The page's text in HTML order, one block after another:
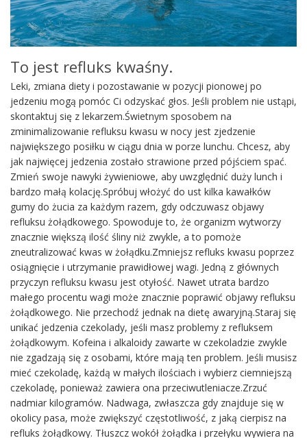
To jest refluks kwaśny.
Leki, zmiana diety i pozostawanie w pozycji pionowej po
jedzeniu mogą pomóc Ci odzyskać głos. Jeśli problem nie ustąpi,
skontaktuj się z lekarzem.Świetnym sposobem na
zminimalizowanie refluksu kwasu w nocy jest zjedzenie
największego posiłku w ciągu dnia w porze lunchu. Chcesz, aby
jak najwięcej jedzenia zostało strawione przed pójściem spać.
Zmień swoje nawyki żywieniowe, aby uwzględnić duży lunch i
bardzo małą kolację.Spróbuj włożyć do ust kilka kawałków
gumy do żucia za każdym razem, gdy odczuwasz objawy
refluksu żołądkowego. Spowoduje to, że organizm wytworzy
znacznie większą ilość śliny niż zwykle, a to pomoże
zneutralizować kwas w żołądku.Zmniejsz refluks kwasu poprzez
osiągnięcie i utrzymanie prawidłowej wagi. Jedną z głównych
przyczyn refluksu kwasu jest otyłość. Nawet utrata bardzo
małego procentu wagi może znacznie poprawić objawy refluksu
żołądkowego. Nie przechodź jednak na dietę awaryjną.Staraj się
unikać jedzenia czekolady, jeśli masz problemy z refluksem
żołądkowym. Kofeina i alkaloidy zawarte w czekoladzie zwykle
nie zgadzają się z osobami, które mają ten problem. Jeśli musisz
mieć czekoladę, każdą w małych ilościach i wybierz ciemniejszą
czekoladę, ponieważ zawiera ona przeciwutleniacze.Zrzuć
nadmiar kilogramów. Nadwaga, zwłaszcza gdy znajduje się w
okolicy pasa, może zwiększyć częstotliwość, z jaką cierpisz na
refluks żołądkowy. Tłuszcz wokół żołądka i przełyku wywiera na